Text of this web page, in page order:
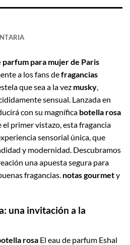
parfum para mujer de Paris
a los fans defragancias
que sea a la vez musky,
sensual. Lanzada en
con su magnífica botella rosa
primer vistazo, esta fragancia
sensorial única, que
y modernidad. Descubramos
una apuesta segura para
fragancias. notas gourmety
una invitación a la
rosa El eau de parfum Eshal